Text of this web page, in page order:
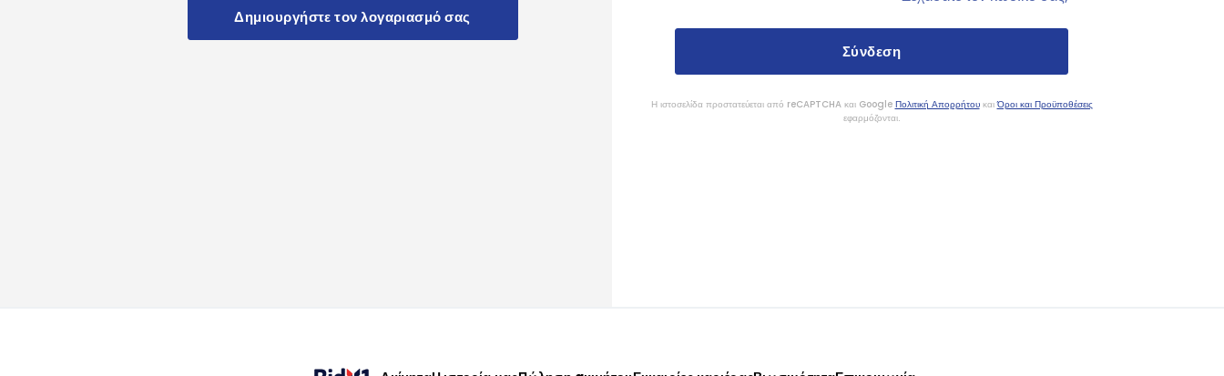
Δημιουργήστε τον λογαριασμό σας
Η ιστοσελίδα προστατεύεται από reCAPTCHA και Google Πολιτική ΑπορρήτουκαιΌροι και Προϋποθέσεις
εφαρμόζονται.